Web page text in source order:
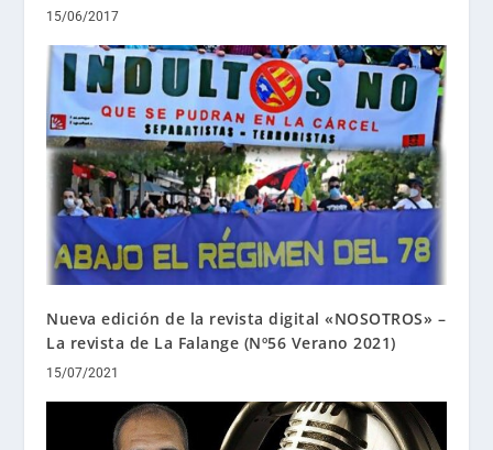
15/06/2017
Nueva edición de la revista digital «NOSOTROS» –
La revista de La Falange (Nº56 Verano 2021)
15/07/2021